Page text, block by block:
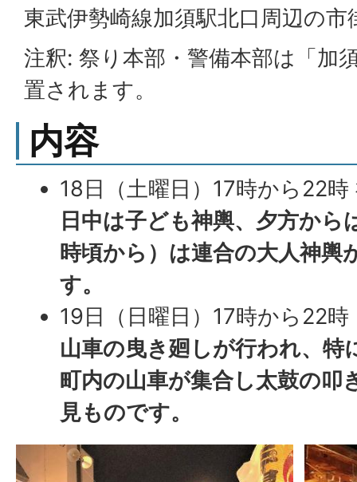
東武伊勢崎線加須駅北口周辺の市
注釈: 祭り本部・警備本部は「加
置されます。
内容
18日（土曜日）17時から22時
日中は子ども神輿、夕方から
時頃から）は連合の大人神輿
す。
19日（日曜日）17時から22
山車の曳き廻しが行われ、
町内の山車が集合し太鼓の叩
見ものです。